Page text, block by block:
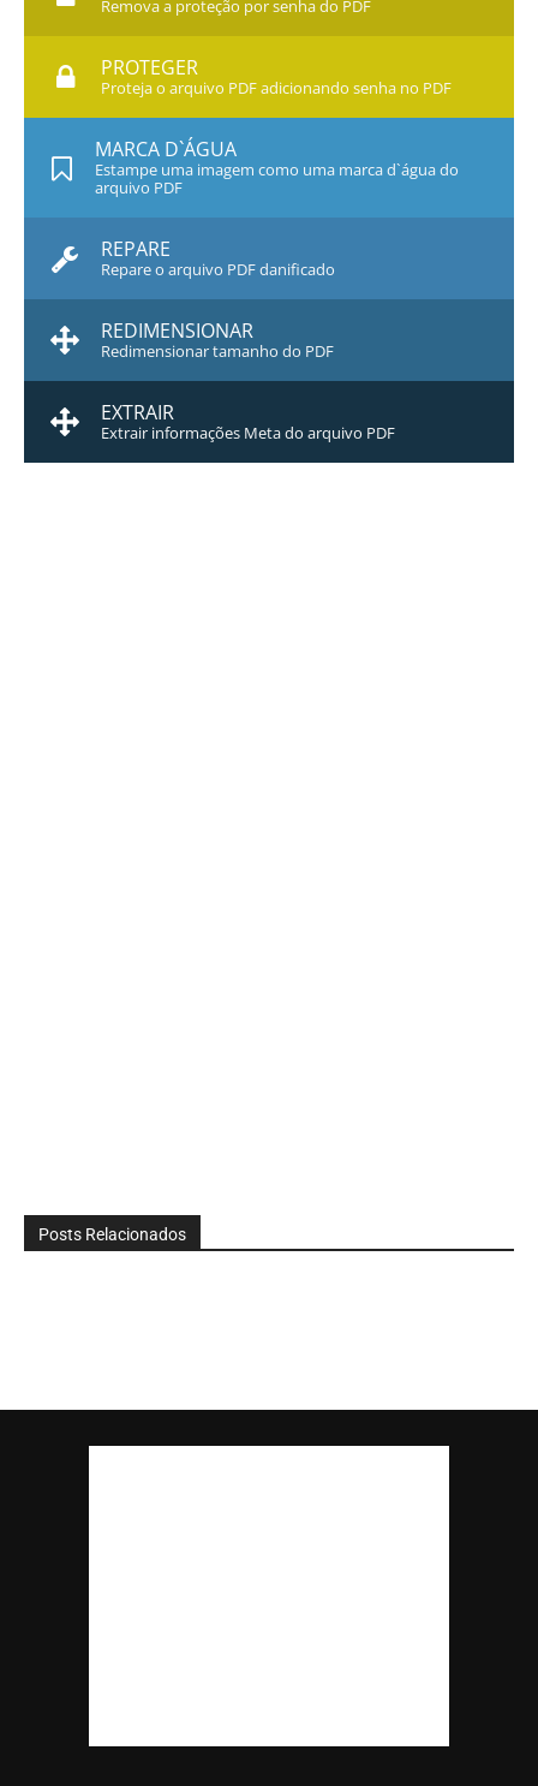
Remova a proteção por senha do PDF
PROTEGER
Proteja o arquivo PDF adicionando senha no PDF
MARCA D`ÁGUA
Estampe uma imagem como uma marca d`água do
arquivo PDF
REPARE
Repare o arquivo PDF danificado
REDIMENSIONAR
Redimensionar tamanho do PDF
EXTRAIR
Extrair informações Meta do arquivo PDF
Posts Relacionados